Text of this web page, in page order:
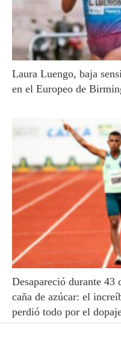
Laura Luengo, baja
en el Europeo de
Desapareció durante
caña de azúcar: el
perdió todo por el